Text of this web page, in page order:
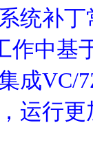
统补
作中基
成VC/
运行更